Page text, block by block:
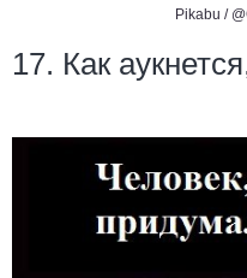
Pikabu /
17. Как